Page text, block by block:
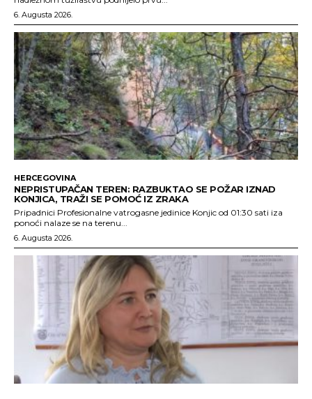
6. Augusta 2026.
HERCEGOVINA
NEPRISTUPAČAN TEREN: RAZBUKTAO SE POŽAR IZNAD
KONJICA, TRAŽI SE POMOĆ IZ ZRAKA
Pripadnici Profesionalne vatrogasne jedinice Konjic od 01:30 sati iza
ponoći nalaze se na terenu...
6. Augusta 2026.